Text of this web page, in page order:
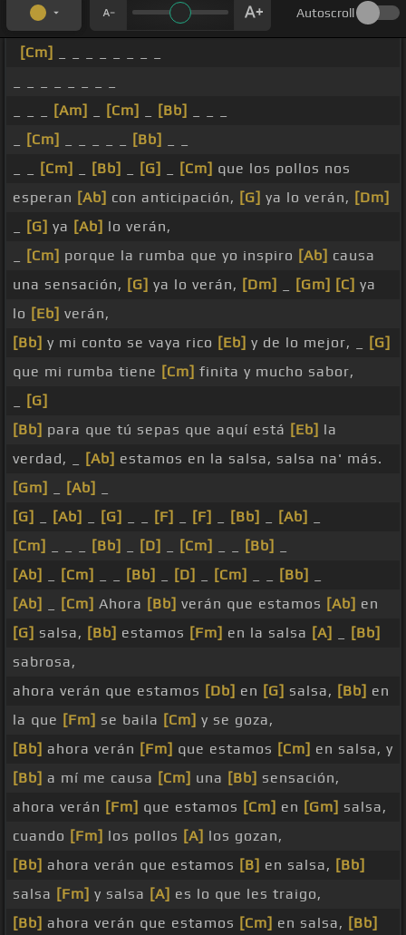
Autoscroll
[Cm]
[Am] [Cm] [Bb]
[Cm] [Bb]
[Cm] [Bb] [G] [Cm] que los pollos nos
esperan [Ab] con anticipación, [G] ya lo verán, [Dm]
[G] ya [Ab] lo verán,
[Cm] porque la rumba que yo inspiro [Ab] causa
una sensación, [G] ya lo verán, [Dm] [Gm] [C] ya
lo [Eb] verán,
[Bb] y mi conto se vaya rico [Eb] y de lo mejor, _
[G]
que mi rumba tiene [Cm] finita y mucho sabor,
[G]
[Bb] para que tú sepas que aquí está [Eb] la
verdad, _
[Ab] estamos en la salsa, salsa na' más.
[Gm]
[Ab]
[G]
[Ab] [G] [F] [F] [Bb] [Ab]
[Cm]
[Bb] [D] [Cm] [Bb]
[Ab]
[Cm] [Bb] [D] [Cm] [Bb]
[Ab]
[Cm] Ahora [Bb] verán que estamos [Ab] en
[G] salsa, [Bb] estamos [Fm] en la salsa [A]
[Bb]
sabrosa,
ahora verán que estamos [Db] en [G] salsa, [Bb] en
la que [Fm] se baila [Cm] y se goza,
[Bb] ahora verán [Fm] que estamos [Cm] en salsa, y
[Bb] a mí me causa [Cm] una [Bb] sensación,
ahora verán [Fm] que estamos [Cm] en [Gm] salsa,
cuando [Fm] los pollos [A] los gozan,
[Bb] ahora verán que estamos [B] en salsa, [Bb]
salsa [Fm] y salsa [A] es lo que les traigo,
[Bb] ahora verán que estamos [Cm] en salsa, [Bb]